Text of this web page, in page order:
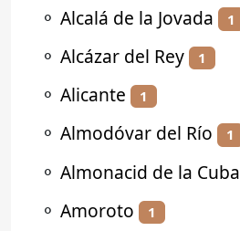
⚬ Alcalá de la Jovada 1
⚬ Alcázar del Rey 1
⚬ Alicante 1
⚬ Almodóvar del Río 1
⚬ Almonacid de la Cuba
⚬ Amoroto 1